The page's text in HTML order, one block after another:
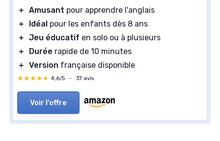
＋ Amusant pour apprendre l'anglais
＋
Idéal pour les enfants dès 8 ans
＋ Jeu éducatif en solo ou à plusieurs
＋
Durée rapide de 10 minutes
＋ Version française disponible
★★★★★
★★★★★ 4,6/5 — 37 avis
Voir l'offre